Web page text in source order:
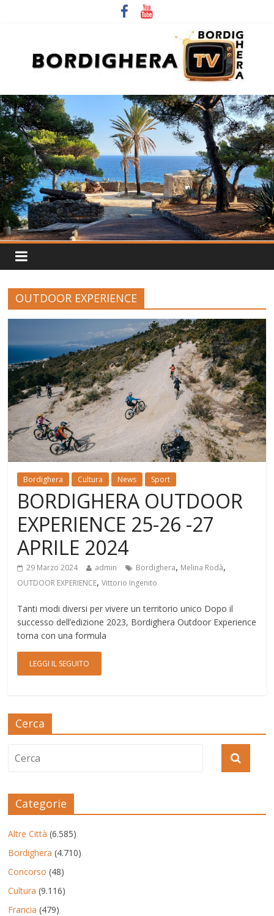
OUTDOOR EXPERIENCE
Bordighera Cultura News Sport
BORDIGHERA OUTDOOR
EXPERIENCE 25-26 -27
APRILE 2024
29 Marzo 2024 admin Bordighera, Melina Rodà,
OUTDOOR EXPERIENCE,Vittorio Ingenito
Tanti modi diversi per vivere un territorio unico Dopo il
successo dell’edizione 2023, Bordighera Outdoor Experience
torna con una formula
LEGGI IL SEGUITO
Cerca
Categorie
Altre Città (6.585)
Bordighera (4.710)
Concorso (48)
Cultura (9.116)
Francia (479)